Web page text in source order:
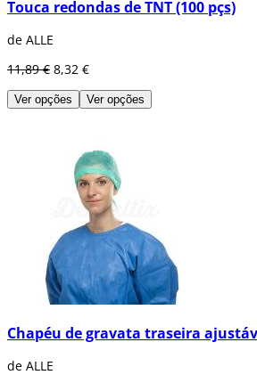
Touca redondas de TNT (100 pçs)
de ALLE
11,89 € 8,32 €
Ver opções Ver opções
Chapéu de gravata traseira
de ALLE